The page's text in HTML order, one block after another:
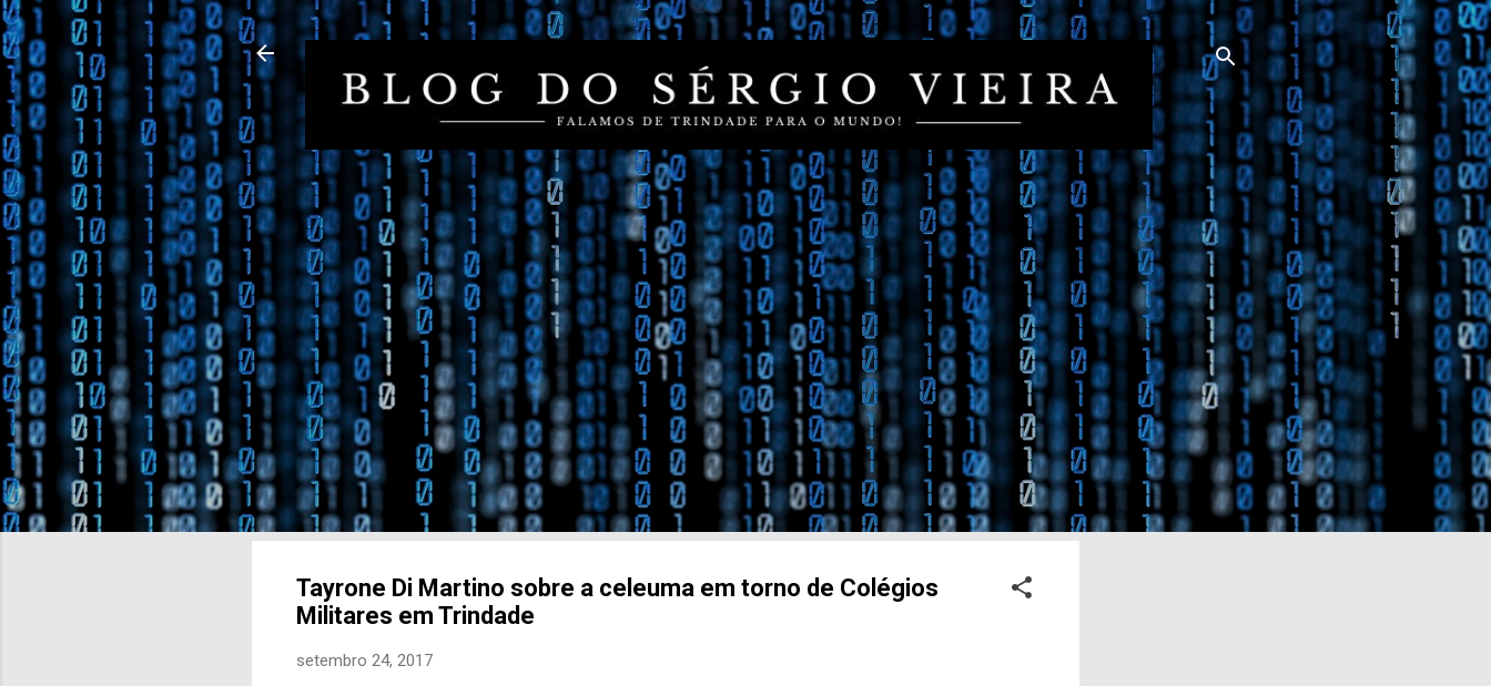
Pular para o conteúdo principal
Tayrone Di Martino sobre a celeuma em torno de Colégios
Militares em Trindade
setembro 24, 2017